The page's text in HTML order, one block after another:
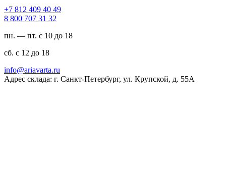
94 04 904 218 7+
23 13 707 008 8
пн. — пт. с 10 до 18
сб. с 12 до 18
ur.atravaira@ofni
Адрес склада: г. Санкт-Петербург, ул. Крупской, д. 55А